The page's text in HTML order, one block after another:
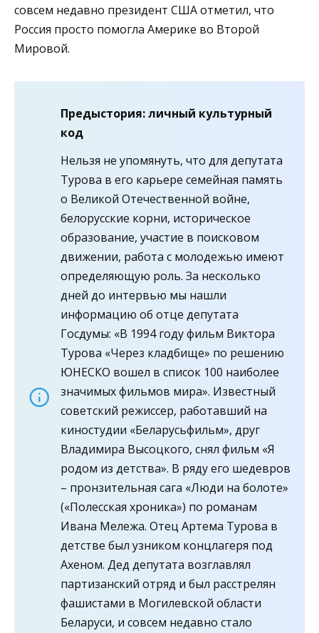
совсем недавно президент США отметил, что
Россия просто помогла Америке во Второй
Мировой.
Предыстория: личный культурный
код
Нельзя не упомянуть, что для депутата
Турова в его карьере семейная память
о Великой Отечественной войне,
белорусские корни, историческое
образование, участие в поисковом
движении, работа с молодежью имеют
определяющую роль. За несколько
дней до интервью мы нашли
информацию об отце депутата
Госдумы: «В 1994 году фильм Виктора
Турова «Через кладбище» по решению
ЮНЕСКО вошел в список 100 наиболее
значимых фильмов мира». Известный
советский режиссер, работавший на
киностудии «Беларусьфильм», друг
Владимира Высоцкого, снял фильм «Я
родом из детства». В ряду его шедевров
– пронзительная сага «Люди на болоте»
(«Полесская хроника») по романам
Ивана Мележа. Отец Артема Турова в
детстве был узником концлагеря под
Ахеном. Дед депутата возглавлял
партизанский отряд и был расстрелян
фашистами в Могилевской области
Беларуси, и совсем недавно стало